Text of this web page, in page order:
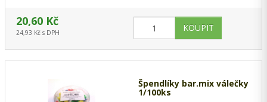
20,60 Kč
24,93 Kč s DPH
Špendlíky bar.mix válečky
1/100ks